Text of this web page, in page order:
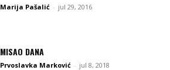
Marija Pašalić - jul 29, 2016
MISAO DANA
Prvoslavka Marković - jul 8, 2018